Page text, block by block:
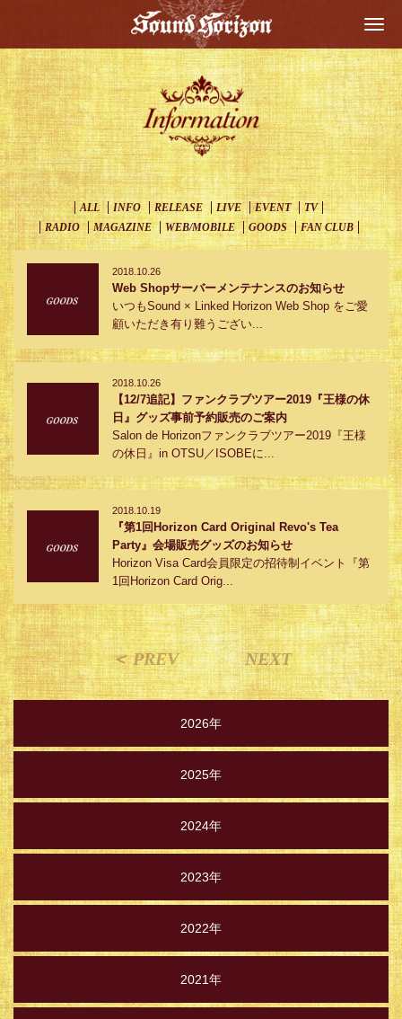
ALL INFO RELEASE LIVE EVENT
TV
RADIO
MAGAZINE WEB/MOBILE GOODS FAN CLUB
2018.10.26
Web Shopサーバーメンテナンスのお知らせ
いつもSound × Linked Horizon Web Shop をご愛
顧いただき有り難うござい...
2018.10.26
【12/7追記】ファンクラブツアー2019『王様の休
日』グッズ事前予約販売のご案内
Salon de Horizonファンクラブツアー2019『王様
の休日』in OTSU／ISOBEに...
2018.10.19
『第1回Horizon Card Original Revo's Tea
Party』会場販売グッズのお知らせ
Horizon Visa Card会員限定の招待制イベント『第
1回Horizon Card Orig...
＜ PREV NEXT
2026年
2025年
2024年
2023年
2022年
2021年